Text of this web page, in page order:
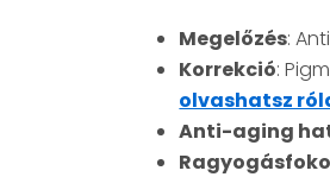
Megelőzés:
Korrekció:
olvashatsz
Anti-aging